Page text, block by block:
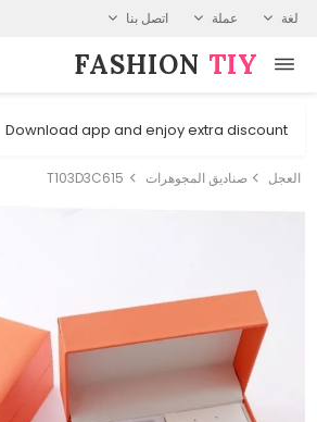
لغة عملة اتصل بنا
FASHION⁠ TIY
Download app and enjoy extra discount
العجل صناديق المجوهرات T103D3C615